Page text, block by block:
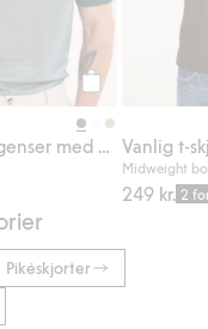
Legg til
Vanlig t-
Midweight
249 kr. 2
Pikéskjorter